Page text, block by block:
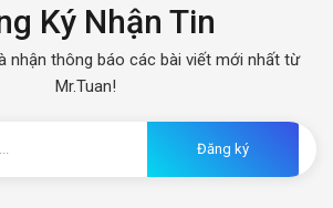
Ký Nhận Tin
nhận thông báo các bài viết mới nhất từ
Mr.Tuan!
Đăng ký